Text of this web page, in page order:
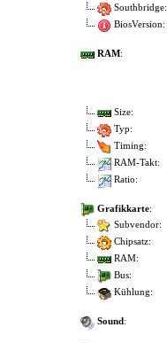
Southbridge:
BiosVersion:
RAM:
Size:
Typ:
Timing:
RAM-Takt:
Ratio:
Grafikkarte:
Subvendor:
Chipsatz:
RAM:
Bus:
Kühlung:
Sound: